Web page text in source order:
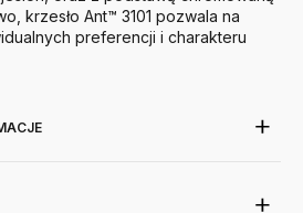
krzesło Ant™ 3101 pozwala na
preferencji i charakteru